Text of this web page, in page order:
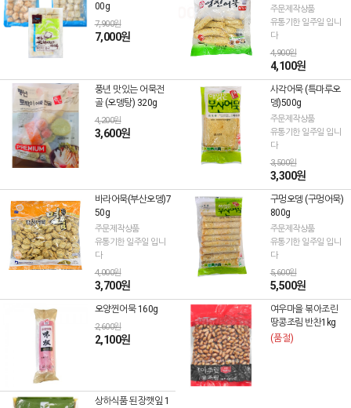
00g
7,900원
7,000원
주문제작상품
유통기한 일주일 입니
다
4,900원
4,100원
풍년 맛있는 어묵전
골 (오뎅탕) 320g
4,200원
3,600원
사각어묵 (특마루오
뎅)500g
주문제작상품
유통기한 일주일 입니
다
3,500원
3,300원
바라어묵(부산오뎅)7
50g
주문제작상품
유통기한 일주일 입니
다
4,000원
3,700원
구멍오뎅 (구멍어묵)
800g
주문제작상품
유통기한 일주일 입니
다
5,600원
5,500원
오양찐어묵 160g
2,600원
2,100원
여우마을 볶아조린
땅콩조림 반찬1kg
(품절)
상하식품 된장깻잎 1